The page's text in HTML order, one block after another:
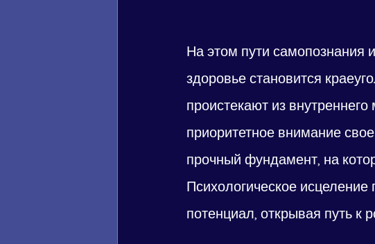
На этом пути самопознания
здоровье становится
проистекают из
приоритетное внимание
прочный фундамент, на
Психологическое
потенциал, открывая путь к